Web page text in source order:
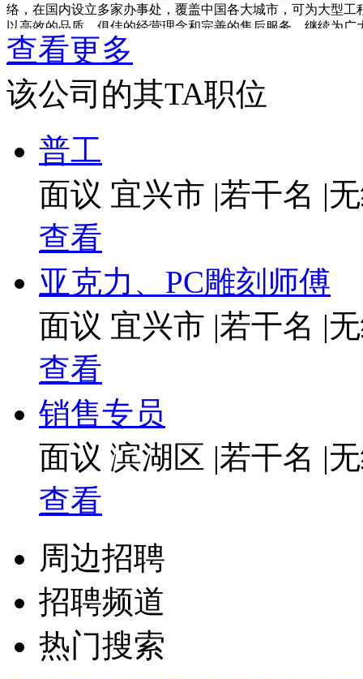
络，在国内设立多家办事处，覆盖中国各大城市，可为大型
以高效的品质，俱佳的经营理念和完善的售后服务，继续为
胜，质量优良，服务优质的企业宗旨，以靠质量赢得市场，
公司产品及应用
公司产品有PC阳光板、PC耐力板、PC声屏障专用板、颗粒
光瓦和各种塑料板材的成型加工……
集装箱、摩托车前风挡、飞机、火车、轮船、汽车、汽艇、
器、仪表、高低压开关柜面板及军事工业等； 壁、顶、屏风
棚； 温室大棚，现代生态餐厅顶棚； 所有单位或小区内自
校、医院、体育场馆、娱乐中心及公用设施的采光顶棚等。
服务范畴：山东，广东，河北，浙江，辽宁，四川，江苏，
查看更多
该公司的其TA职位
普工
面议 宜兴市 |若干名 |
查看
亚克力、PC雕刻师傅
面议 宜兴市 |若干名 |
查看
销售专员
面议 滨湖区 |若干名 |
查看
周边招聘
招聘频道
热门搜索